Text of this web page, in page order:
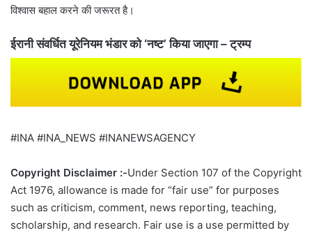
विश्वास बहाल करने की जरूरत है।
ईरानी संवर्धित यूरेनियम भंडार को ‘नष्ट’ किया जाएगा – ट्रम्प
#INA #INA_NEWS #INANEWSAGENCY
Copyright Disclaimer :-Under Section 107 of the Copyright
Act 1976, allowance is made for “fair use” for purposes
such as criticism, comment, news reporting, teaching,
scholarship, and research. Fair use is a use permitted by